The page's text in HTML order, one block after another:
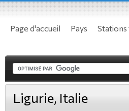
Page d'accueil Pays Stations
Ligurie, Italie